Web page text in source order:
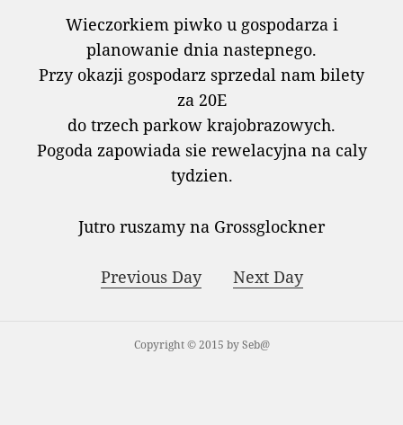
Wieczorkiem piwko u gospodarza i
planowanie dnia nastepnego.
Przy okazji gospodarz sprzedal nam bilety
za 20E
do trzech parkow krajobrazowych.
Pogoda zapowiada sie rewelacyjna na caly
tydzien.
Jutro ruszamy na Grossglockner
Previous Day Next Day
Copyright © 2015 by Seb@